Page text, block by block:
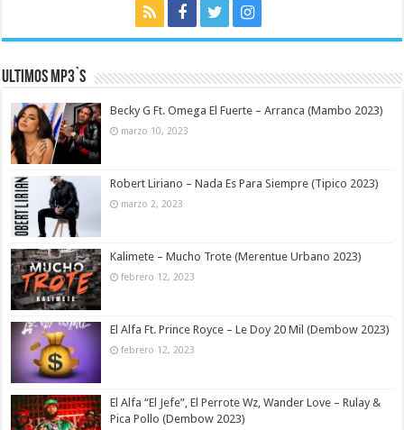
Ultimos MP3`s
Becky G Ft. Omega El Fuerte – Arranca (Mambo 2023)
marzo 10, 2023
Robert Liriano – Nada Es Para Siempre (Tipico 2023)
marzo 2, 2023
Kalimete – Mucho Trote (Merentue Urbano 2023)
febrero 12, 2023
El Alfa Ft. Prince Royce – Le Doy 20 Mil (Dembow 2023)
febrero 12, 2023
El Alfa “El Jefe”, El Perrote Wz, Wander Love – Rulay &
Pica Pollo (Dembow 2023)